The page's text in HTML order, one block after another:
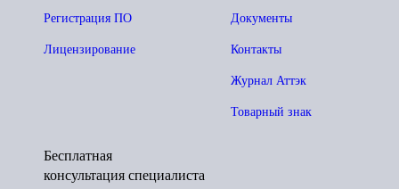
Документы
Контакты
Журнал Аттэк
Товарный знак
Регистрация ПО
Лицензирование
Бесплатная
консультация специалиста